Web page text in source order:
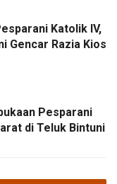
Katolik IV,
Gencar Razia Kios
Pesparani
di Teluk Bintuni